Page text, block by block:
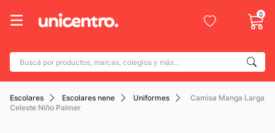
0
Buscá por productos, marcas, colegios y más...
Escolares Escolares nene Uniformes
Camisa Manga Larga
Celeste Niño Palmer
Términos más buscados
1. adidas